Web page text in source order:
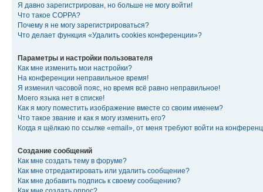
Я давно зарегистрирован, но больше не могу войти!
Что такое COPPA?
Почему я не могу зарегистрироваться?
Что делает функция «Удалить cookies конференции»?
Параметры и настройки пользователя
Как мне изменить мои настройки?
На конференции неправильное время!
Я изменил часовой пояс, но время всё равно неправильное!
Моего языка нет в списке!
Как я могу поместить изображение вместе со своим именем?
Что такое звание и как я могу изменить его?
Когда я щёлкаю по ссылке «email», от меня требуют войти на
Создание сообщений
Как мне создать тему в форуме?
Как мне отредактировать или удалить сообщение?
Как мне добавить подпись к своему сообщению?